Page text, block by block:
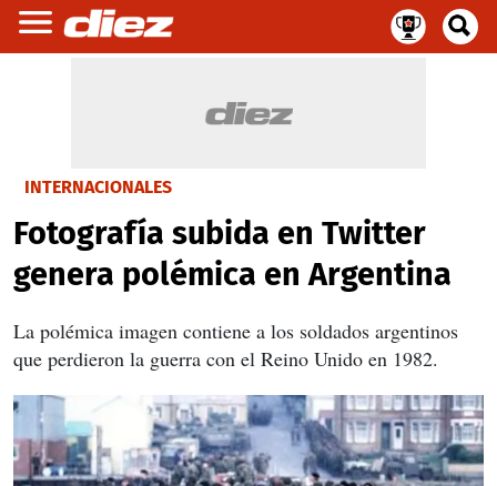
INTERNACIONALES
Fotografía subida en Twitter
genera polémica en Argentina
La polémica imagen contiene a los soldados argentinos
que perdieron la guerra con el Reino Unido en 1982.